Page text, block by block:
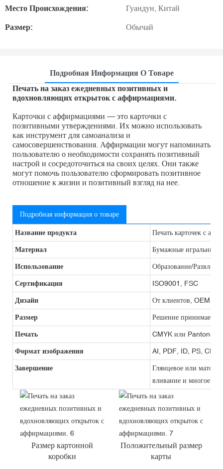
Место Происхождения: Гуандун, Китай
Размер: Обычай
Подробная Информация О Товаре
Печать на заказ ежедневных позитивных и
вдохновляющих открыток с аффирмациями.
Карточки с аффирмациями — это карточки с
позитивными утверждениями. Их можно использовать
как инструмент для самоанализа и
самосовершенствования. Аффирмации могут напоминать
пользователю о необходимости сохранять позитивный
настрой и сосредоточиться на своих целях. Они также
могут помочь пользователю сформировать позитивное
отношение к жизни и позитивный взгляд на нее.
Подробная информация о товаре
Название продукта Печать карточек с
Материал Бумажные игральные
Использование Образование/
Сертификация ISO9001, FSC
Дизайн От клиентов, OEM-
Размер Решение принимается
Печать CMYK или Pantone
Формат изображения AI, PDF, ID, PS, CDR
Завершение
Глянцевое или
вливание и многое
Размер картонной
коробки
Положительный размер
карты